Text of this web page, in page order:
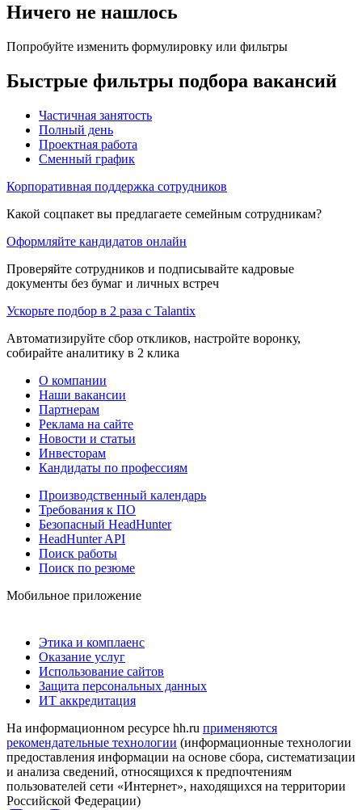
Ничего не нашлось
Попробуйте изменить формулировку или фильтры
Быстрые фильтры подбора вакансий
Частичная занятость
Полный день
Проектная работа
Сменный график
Корпоративная поддержка сотрудников
Какой соцпакет вы предлагаете семейным сотрудникам?
Оформляйте кандидатов онлайн
Проверяйте сотрудников и подписывайте кадровые
документы без бумаг и личных встреч
Ускорьте подбор в 2 раза с Talantix
Автоматизируйте сбор откликов, настройте воронку,
собирайте аналитику в 2 клика
О компании
Наши вакансии
Партнерам
Реклама на сайте
Новости и статьи
Инвесторам
Кандидаты по профессиям
Производственный календарь
Требования к ПО
Безопасный HeadHunter
HeadHunter API
Поиск работы
Поиск по резюме
Мобильное приложение
Этика и комплаенс
Оказание услуг
Использование сайтов
Защита персональных данных
ИТ аккредитация
На информационном ресурсе hh.ru применяются
рекомендательные технологии (информационные технологии
предоставления информации на основе сбора, систематизации
и анализа сведений, относящихся к предпочтениям
пользователей сети «Интернет», находящихся на территории
Российской Федерации)